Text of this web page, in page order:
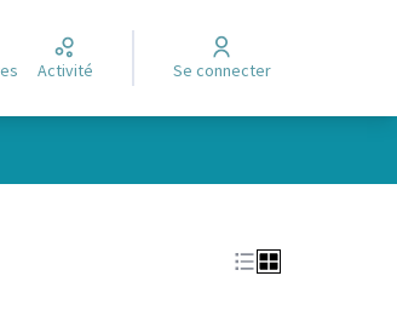
Activité Se connecter